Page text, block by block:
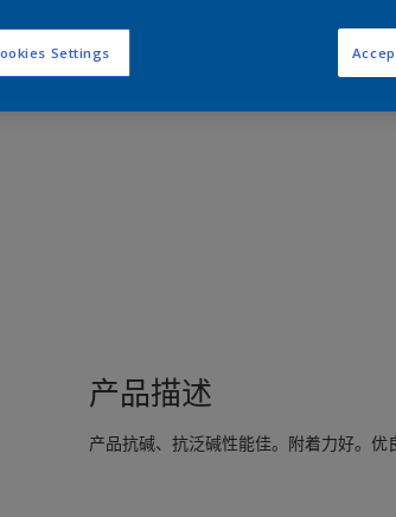
产品描述
产品抗碱、抗泛碱性能佳。附着力好。优
Settings